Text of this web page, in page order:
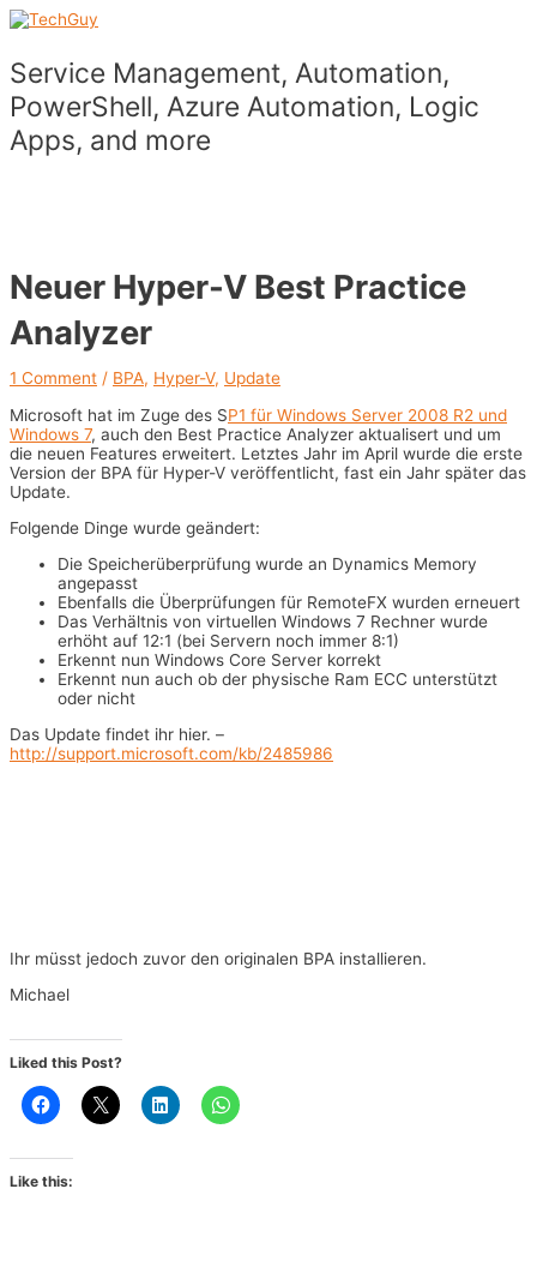
Skip
Service Management, Automation,
PowerShell, Azure Automation, Logic
Apps, and more
Neuer Hyper-V Best Practice
Analyzer
1 Comment / BPA, Hyper-V, Update
Microsoft hat im Zuge des SP1 für Windows Server 2008 R2 und
Windows 7, auch den Best Practice Analyzer aktualisert und um
die neuen Features erweitert. Letztes Jahr im April wurde die erste
Version der BPA für Hyper-V veröffentlicht, fast ein Jahr später das
Update.
Folgende Dinge wurde geändert:
Die Speicherüberprüfung wurde an Dynamics Memory
angepasst
Ebenfalls die Überprüfungen für RemoteFX wurden erneuert
Das Verhältnis von virtuellen Windows 7 Rechner wurde
erhöht auf 12:1 (bei Servern noch immer 8:1)
Erkennt nun Windows Core Server korrekt
Erkennt nun auch ob der physische Ram ECC unterstützt
oder nicht
Das Update findet ihr hier. –
http://support.microsoft.com/kb/2485986
Ihr müsst jedoch zuvor den originalen BPA installieren.
Michael
Liked this Post?
Like this: